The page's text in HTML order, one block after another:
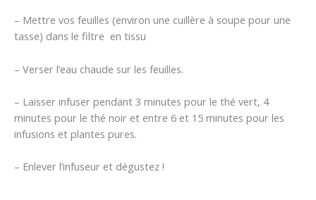
– Mettre vos feuilles (environ une cuillère à soupe pour une
tasse) dans le filtre en tissu
– Verser l’eau chaude sur les feuilles.
– Laisser infuser pendant 3 minutes pour le thé vert, 4
minutes pour le thé noir et entre 6 et 15 minutes pour les
infusions et plantes pures.
– Enlever l’infuseur et dégustez !